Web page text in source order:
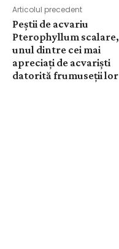
Articolul precedent
Peștii de acvariu
Pterophyllum scalare,
unul dintre cei mai
apreciați de acvariști
datorită frumuseții lor